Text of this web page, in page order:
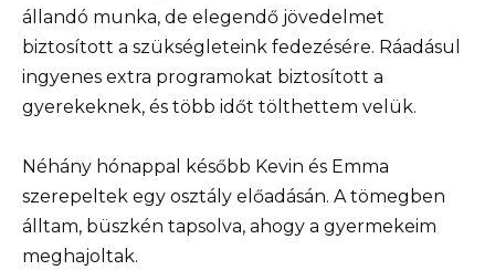
állandó munka, de elegendő jövedelmet
biztosított a szükségleteink fedezésére. Ráadásul
ingyenes extra programokat biztosított a
gyerekeknek, és több időt tölthettem velük.
Néhány hónappal később Kevin és Emma
szerepeltek egy osztály előadásán. A tömegben
álltam, büszkén tapsolva, ahogy a gyermekeim
meghajoltak.